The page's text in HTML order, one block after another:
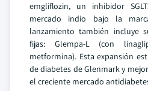
emgliflozin, un inhibidor
mercado indio bajo la
lanzamiento también incluye
fijas: Glempa-L (con
metformina). Esta expansión
de diabetes de Glenmark y
el creciente mercado